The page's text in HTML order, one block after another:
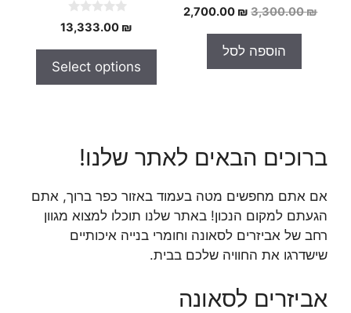
0
o
o
5
3,300.00₪
המחיר
היה:
3,300.00 ₪.
2,700.00 ₪
המחיר
2,700.00 ₪.
הוספה לסל
0
o
o
5
13,333.00 ₪
Select options
ברוכים הבאים לאתר שלנו!
אם אתם מחפשים מטה בעמוד באזור כפר ברוך, אתם
הגעתם למקום הנכון! באתר שלנו תוכלו למצוא מגוון
רחב של אביזרים לסאונה וחומרי בנייה איכותיים
שישדרגו את החוויה שלכם בבית.
אביזרים לסאונה